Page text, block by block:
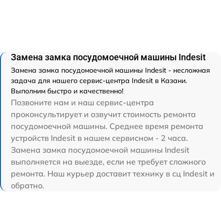
Замена замка посудомоечной машины Indesit
Замена замка посудомоечной машины Indesit - несложная
задача для нашего сервис-центра Indesit в Казани.
Выполним быстро и качественно!
Позвоните нам и наш сервис-центра
проконсультирует и озвучит стоимость ремонта
посудомоечной машины. Среднее время ремонта
устройств Indesit в нашем сервисном - 2 часа.
Замена замка посудомоечной машины Indesit
выполняется на выезде, если не требует сложного
ремонта. Наш курьер доставит технику в сц Indesit и
обратно.